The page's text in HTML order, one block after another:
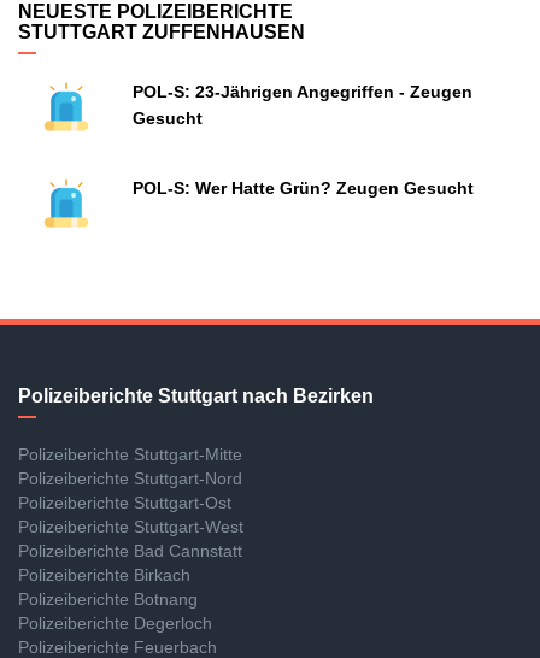
NEUESTE POLIZEIBERICHTE
STUTTGART ZUFFENHAUSEN
POL-S: 23-Jährigen Angegriffen - Zeugen
Gesucht
POL-S: Wer Hatte Grün? Zeugen Gesucht
Polizeiberichte Stuttgart nach Bezirken
Polizeiberichte Stuttgart-Mitte
Polizeiberichte Stuttgart-Nord
Polizeiberichte Stuttgart-Ost
Polizeiberichte Stuttgart-West
Polizeiberichte Bad Cannstatt
Polizeiberichte Birkach
Polizeiberichte Botnang
Polizeiberichte Degerloch
Polizeiberichte Feuerbach